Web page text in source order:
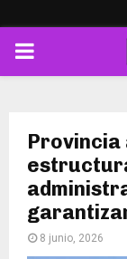
PRIMARY
Provincia
8 junio, 2026